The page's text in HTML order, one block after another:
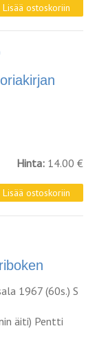
Hinta: 14.00 €
1967 (60s.) S
äiti) Pentti